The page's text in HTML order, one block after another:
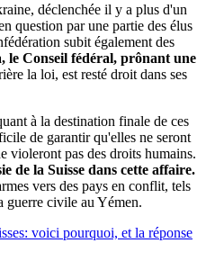
déclenchée il y a plus d'un
question par une partie des élus
subit également des
le Conseil fédéral, prônant une
la loi, est resté droit dans ses
à la destination finale de ces
de garantir qu'elles ne seront
violeront pas des droits humains.
de la Suisse dans cette affaire.
vers des pays en conflit, tels
guerre civile au Yémen.
voici pourquoi, et la réponse